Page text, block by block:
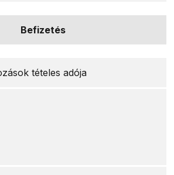
Befizetés
tételes adója